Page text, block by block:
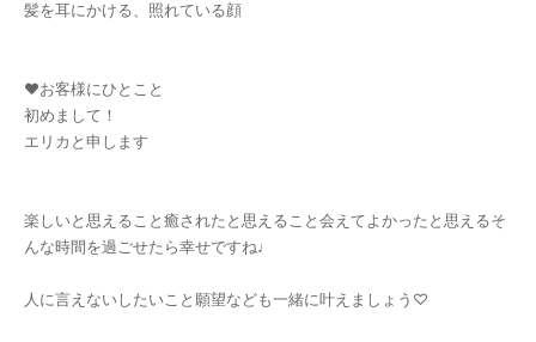
髪を耳にかける、照れている顔
♥お客様にひとこと
初めまして！
エリカと申します
楽しいと思えること癒されたと思えること会えてよかったと思えるそ
んな時間を過ごせたら幸せですね♩
人に言えないしたいこと願望なども一緒に叶えましょう♡